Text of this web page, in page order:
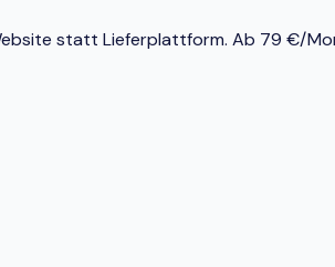
statt Lieferplattform. Ab 79 €/